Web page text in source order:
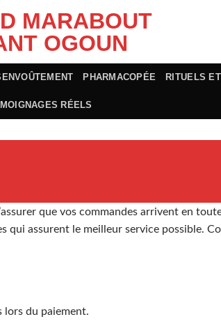
PHARMACOPÉE RITUELS
RÉELS
que vos commandes arrivent en
qui assurent le meilleur service possible.
lors du paiement.